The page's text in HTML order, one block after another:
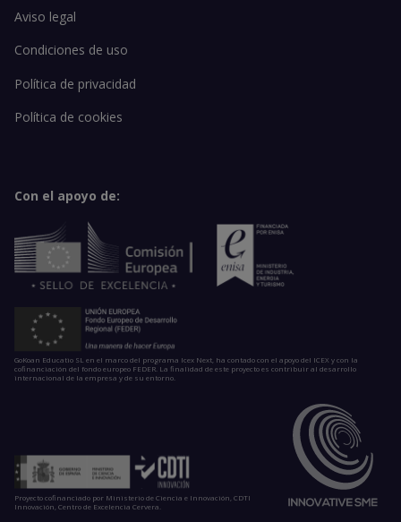
Aviso legal
Condiciones de uso
Política de privacidad
Política de cookies
Con el apoyo de:
GoKoan Educatio SL en el marco del programa Icex Next, ha contado con el apoyo del ICEX y con la
cofinanciación del fondo europeo FEDER. La finalidad de este proyecto es contribuir al desarrollo
internacional de la empresa y de su entorno.
Proyecto cofinanciado por Ministerio de Ciencia e Innovación, CDTI
Innovación, Centro de Excelencia Cervera.